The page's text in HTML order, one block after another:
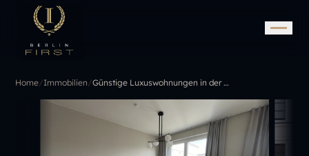
Home/Immobilien/ Günstige Luxuswohnungen in der City: Exklusivität, die begeistert